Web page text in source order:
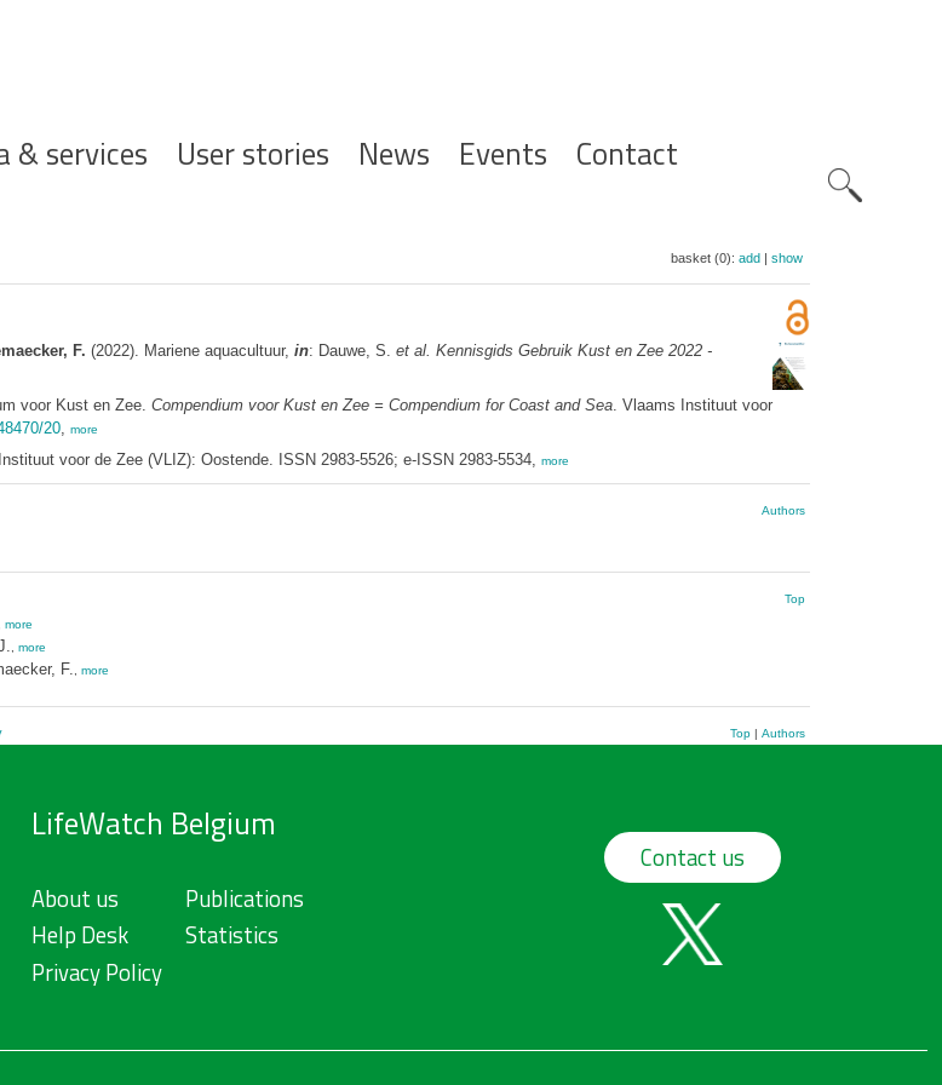
& services User stories News Events Contact
basket (0): add| show
F. (2022). Mariene aquacultuur, in: Dauwe, S. et al. Kennisgids Gebruik Kust en Zee 2022 -
voor Kust en Zee. Compendium voor Kust en Zee = Compendium for Coast and Sea. Vlaams Instituut voor
20, more
voor de Zee (VLIZ): Oostende. ISSN 2983-5526; e-ISSN 2983-5534, more
Authors
Top
more
more
F. more
Top| Authors
LifeWatch Belgium
About us
Help Desk
Privacy Policy
Publications
Statistics
Contact us